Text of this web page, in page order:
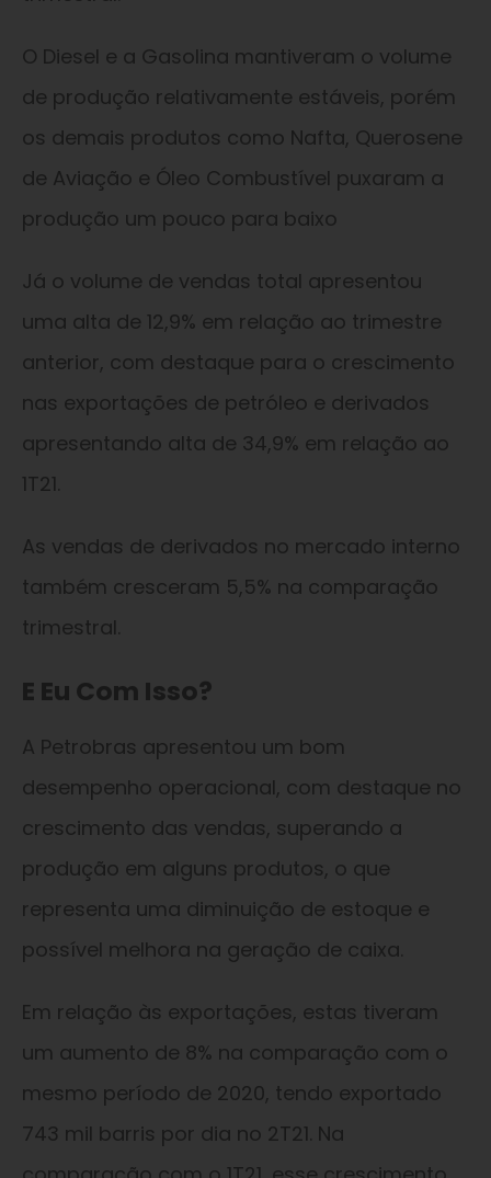
O Diesel e a Gasolina mantiveram o volume
de produção relativamente estáveis, porém
os demais produtos como Nafta, Querosene
de Aviação e Óleo Combustível puxaram a
produção um pouco para baixo
Já o volume de vendas total apresentou
uma alta de 12,9% em relação ao trimestre
anterior, com destaque para o crescimento
nas exportações de petróleo e derivados
apresentando alta de 34,9% em relação ao
1T21.
As vendas de derivados no mercado interno
também cresceram 5,5% na comparação
trimestral.
E Eu Com Isso?
A Petrobras apresentou um bom
desempenho operacional, com destaque no
crescimento das vendas, superando a
produção em alguns produtos, o que
representa uma diminuição de estoque e
possível melhora na geração de caixa.
Em relação às exportações, estas tiveram
um aumento de 8% na comparação com o
mesmo período de 2020, tendo exportado
743 mil barris por dia no 2T21. Na